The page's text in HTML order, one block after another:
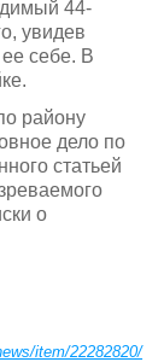
44-
увидев
себе. В
району
дело по
статьей
о
item/22282820/